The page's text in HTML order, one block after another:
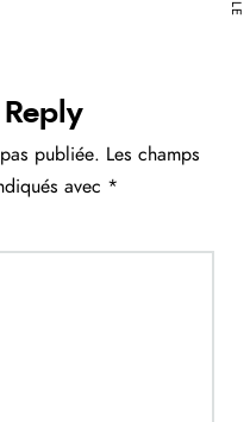
Reply
publiée. Les champs
avec *